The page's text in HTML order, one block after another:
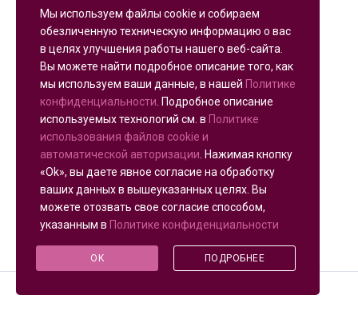
Мы используем файлы cookie и собираем
обезличенную техническую информацию о вас
в целях улучшения работы нашего веб-сайта.
Вы можете найти подробное описание того, как
мы используем ваши данные, в нашей Политике
конфиденциальности . Подробное описание
используемых технологий см. в Политике
использования файлов cookie и
автоматической авторизации . Нажимая кнопку
«Ok», вы даете явное согласие на обработку
ваших данных в вышеуказанных целях. Вы
можете отозвать свое согласие способом,
указанным в Политике конфиденциальности
OK ПОДРОБНЕЕ